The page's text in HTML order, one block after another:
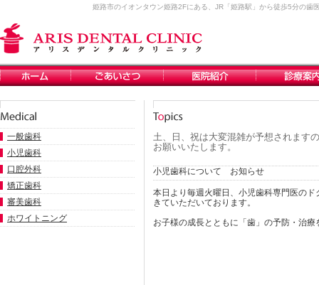
姫路市のイオンタウン姫路2Fにある、JR「姫路駅」から徒歩5分の
一般歯科
小児歯科
口腔外科
矯正歯科
審美歯科
ホワイトニング
土、日、祝は大変混雑が予想されます
お願いいたします。
小児歯科について お知らせ
本日より毎週火曜日、小児歯科専門医のド
きていただいております。
お子様の成長とともに「歯」の予防・治療